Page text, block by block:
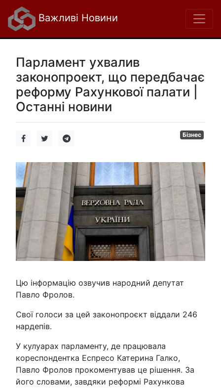
Важливі Новини
Парламент ухвалив
законопроект, що передбачає
реформу Рахункової палати |
Останні новини
Бізнес
Цю інформацію озвучив народний депутат
Павло Фролов.
Свої голоси за цей законопроєкт віддали 246
нардепів.
У кулуарах парламенту, де працювала
кореспондентка Еспресо Катерина Галко,
Павло Фролов прокоментував це рішення. За
його словами, завдяки реформі Рахункова